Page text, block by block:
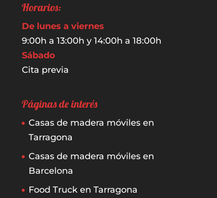
Horarios:
De lunes a viernes
9:00h a 13:00h y 14:00h a 18:00h
Sábado
Cita previa
Páginas de interés
Casas de madera móviles en
Tarragona
Casas de madera móviles en
Barcelona
Food Truck en Tarragona